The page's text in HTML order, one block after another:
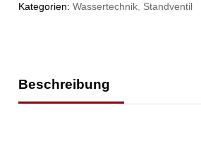
Kategorien:Wassertechnik, Standventil
Beschreibung